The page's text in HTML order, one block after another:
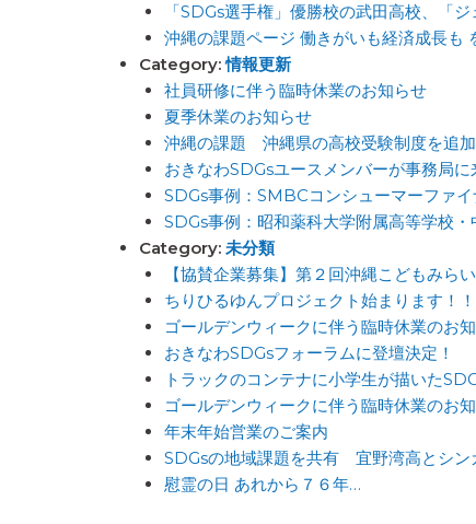
「SDGs選手権」優勝校の武田高校、「
沖縄の課題ページ 働きがいも経済成長も
Category:情報更新
社員研修に伴う臨時休業のお知らせ
夏季休業のお知らせ
沖縄の課題 沖縄県の高校受験制度を追
おきなわSDGsユースメンバーが事務局に
SDGs事例：SMBCコンシューマーファ
SDGs事例：昭和薬科大学附属高等学校
Category: 未分類
【協賛企業募集】第２回沖縄こどもみら
ちりひるゆんプロジェクト始まります！！
ゴールデンウィークに伴う臨時休業のお
おきなわSDGsフォーラムに登壇決定！
トラックのコンテナに小学生が描いた
ゴールデンウィークに伴う臨時休業のお
年末年始営業のご案内
SDGsの地域課題を共有 宜野湾高とシン
慰霊の日 あれから７６年…